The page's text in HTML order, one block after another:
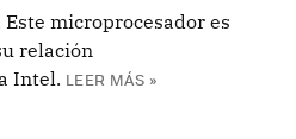
microprocesador es
relación
Intel. LEER MÁS »